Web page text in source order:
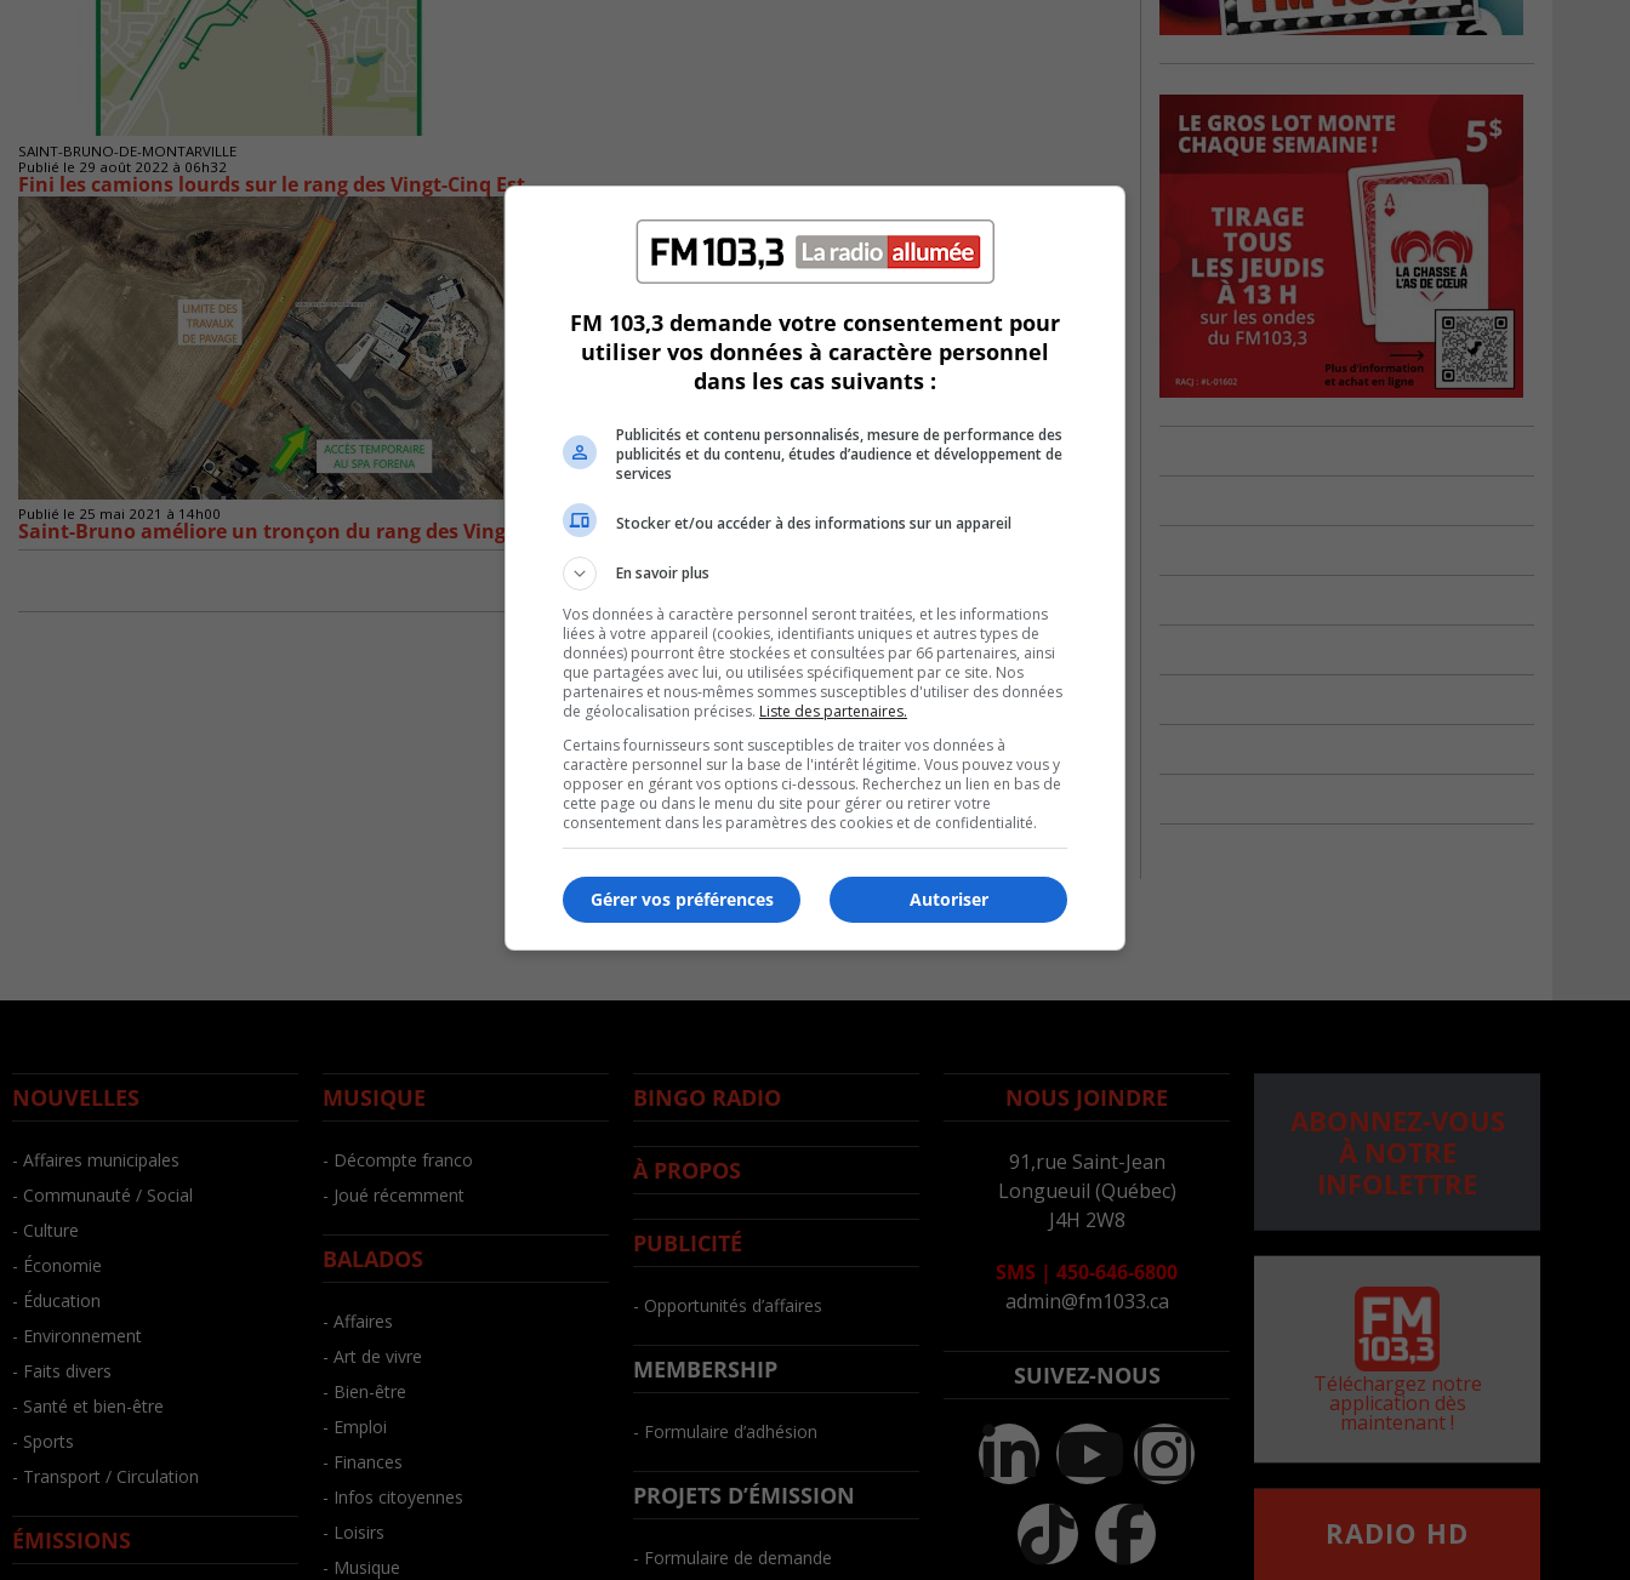
SAINT-BRUNO-DE-MONTARVILLE
Publié le 29 août 2022 à 06h32
Fini les camions lourds sur le rang des Vingt-Cinq Est
Publié le 25 mai 2021 à 14h00
Saint-Bruno améliore un tronçon du rang des Vingt-Cinq
NOUVELLES
- Affaires municipales
- Communauté / Social
- Culture
- Économie
- Éducation
- Environnement
- Faits divers
- Santé et bien-être
- Sports
- Transport / Circulation
ÉMISSIONS
MUSIQUE
- Décompte franco
- Joué récemment
BALADOS
- Affaires
- Art de vivre
- Bien-être
- Emploi
- Finances
- Infos citoyennes
- Loisirs
- Musique
BINGO RADIO
À PROPOS
PUBLICITÉ
- Opportunités d’affaires
MEMBERSHIP
- Formulaire d’adhésion
PROJETS D’ÉMISSION
- Formulaire de demande
NOUS JOINDRE
91,rue Saint-Jean
Longueuil (Québec)
J4H 2W8
SMS | 450-646-6800
admin@fm1033.ca
SUIVEZ-NOUS
ABONNEZ-VOUS
À NOTRE
INFOLETTRE
Téléchargez notre
application dès
maintenant !
RADIO HD
FM 103,3 demande votre consentement pour
utiliser vos données à caractère personnel
dans les cas suivants :
Publicités et contenu personnalisés, mesure de performance des
publicités et du contenu, études d’audience et développement de
services
Stocker et/ou accéder à des informations sur un appareil
En savoir plus
Vos données à caractère personnel seront traitées, et les informations
liées à votre appareil (cookies, identifiants uniques et autres types de
données) pourront être stockées et consultées par 66 partenaires, ainsi
que partagées avec lui, ou utilisées spécifiquement par ce site. Nos
partenaires et nous-mêmes sommes susceptibles d'utiliser des données
de géolocalisation précises. Liste des partenaires.
Certains fournisseurs sont susceptibles de traiter vos données à
caractère personnel sur la base de l'intérêt légitime. Vous pouvez vous y
opposer en gérant vos options ci-dessous. Recherchez un lien en bas de
cette page ou dans le menu du site pour gérer ou retirer votre
consentement dans les paramètres des cookies et de confidentialité.
Autoriser
Gérer vos préférences